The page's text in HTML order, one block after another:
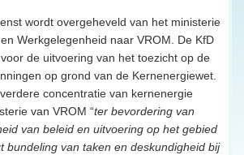
wordt overgeheveld van het ministerie
Werkgelegenheid naar VROM. De KfD
de uitvoering van het toezicht op de
op grond van de Kernenergiewet.
concentratie van kernenergie
van VROM “ter bevordering van
van beleid en uitvoering op het gebied
bundeling van taken en deskundigheid bij